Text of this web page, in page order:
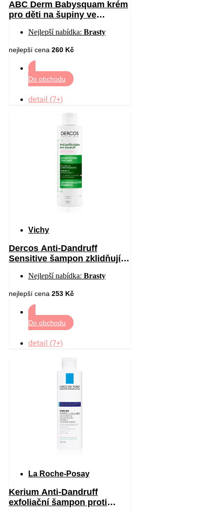
ABC Derm Babysquam krém
pro děti na šupiny ve
Nejlepší nabídka: Brasty
nejlepší cena 260 Kč
Do obchodu
detail (7+)
Vichy
Dercos Anti-Dandruff
Sensitive šampon zklidňující
lupům 200 ml
Nejlepší nabídka: Brasty
nejlepší cena 253 Kč
Do obchodu
detail (7+)
La Roche-Posay
Kerium Anti-Dandruff
exfoliační šampon proti